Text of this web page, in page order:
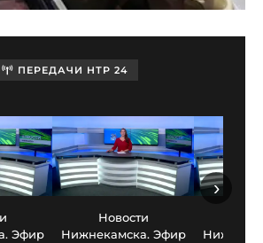
ПЕРЕДАЧИ НТР 24
Эфир
Новости
Нижнекамска. Эфир
›